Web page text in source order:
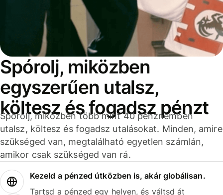
Spórolj, miközben
egyszerűen utalsz,
költesz és fogadsz pénzt
Spórolj, miközben több mint 40 pénznemben
utalsz, költesz és fogadsz utalásokat. Minden, amire
szükséged van, megtalálható egyetlen számlán,
amikor csak szükséged van rá.
Kezeld a pénzed útközben is, akár globálisan.
Tartsd a pénzed egy helyen, és váltsd át